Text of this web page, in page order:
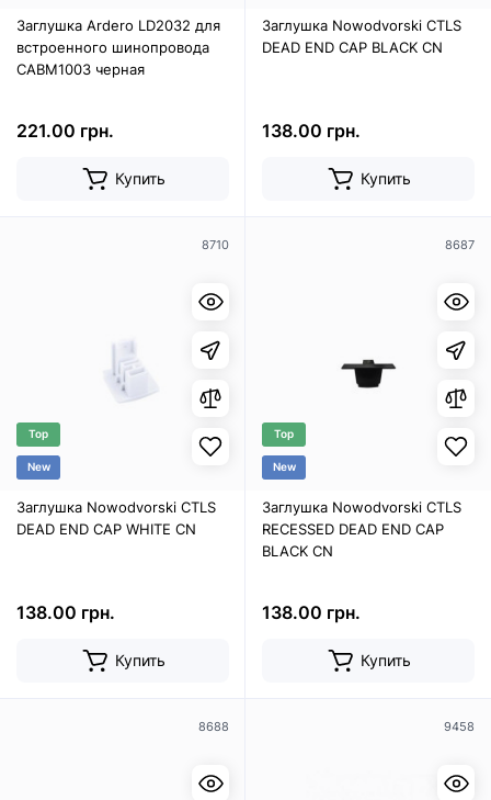
Заглушка Ardero LD2032 для
встроенного шинопровода
CABM1003 черная
221.00 грн.
Купить
Заглушка Nowodvorski CTLS
DEAD END CAP BLACK CN
138.00 грн.
Купить
8710
Top
New
Заглушка Nowodvorski CTLS
DEAD END CAP WHITE CN
138.00 грн.
Купить
8687
Top
New
Заглушка Nowodvorski CTLS
RECESSED DEAD END CAP
BLACK CN
138.00 грн.
Купить
8688 9458